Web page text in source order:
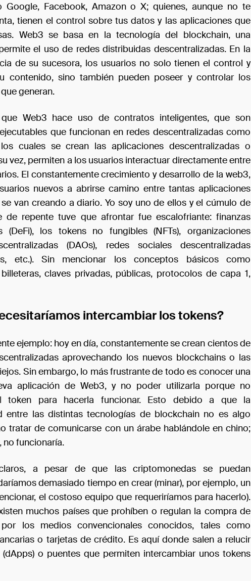
Google, Facebook, Amazon o X; quienes, aunque no te
tienen el control sobre tus datos y las aplicaciones que
Web3 se basa en la tecnología del blockchain, una
el uso de redes distribuidas descentralizadas. En la
de su sucesora, los usuarios no solo tienen el control y
contenido, sino también pueden poseer y controlar los
generan.
Web3 hace uso de contratos inteligentes, que son
que funcionan en redes descentralizadas como
cuales se crean las aplicaciones descentralizadas o
vez, permiten a los usuarios interactuar directamente entre
El constantemente crecimiento y desarrollo de la web3,
nuevos a abrirse camino entre tantas aplicaciones
van creando a diario. Yo soy uno de ellos y el cúmulo de
de repente tuve que afrontar fue escalofriante: finanzas
(DeFi), los tokens no fungibles (NFTs), organizaciones
(DAOs), redes sociales descentralizadas
etc.). Sin mencionar los conceptos básicos como
claves privadas, públicas, protocolos de capa 1,
intercambiar los tokens?
ejemplo: hoy en día, constantemente se crean cientos de
aprovechando los nuevos blockchains o las
Sin embargo, lo más frustrante de todo es conocer una
aplicación de Web3, y no poder utilizarla porque no
token para hacerla funcionar. Esto debido a que la
entre las distintas tecnologías de blockchain no es algo
tratar de comunicarse con un árabe hablándole en chino;
no funcionaría.
a pesar de que las criptomonedas se puedan
demasiado tiempo en crear (minar), por ejemplo, un
el costoso equipo que requeriríamos para hacerlo).
muchos países que prohíben o regulan la compra de
los medios convencionales conocidos, tales como
o tarjetas de crédito. Es aquí donde salen a relucir
o puentes que permiten intercambiar unos tokens